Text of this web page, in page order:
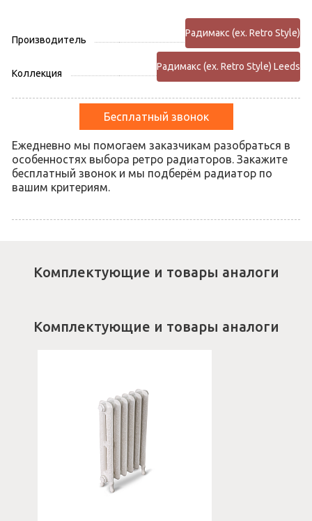
Производитель
Радимакс (ex. Retro Style)
Коллекция
Радимакс (ex. Retro Style) Leeds
Бесплатный звонок
Ежедневно мы помогаем заказчикам разобраться в
особенностях выбора ретро радиаторов. Закажите
бесплатный звонок и мы подберём радиатор по
вашим критериям.
Комплектующие и товары аналоги
Комплектующие и товары аналоги